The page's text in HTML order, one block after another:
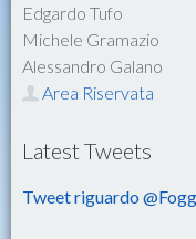
Edgardo Tufo
Michele Gramazio
Alessandro Galano
Area Riservata
Latest Tweets
Tweet riguardo